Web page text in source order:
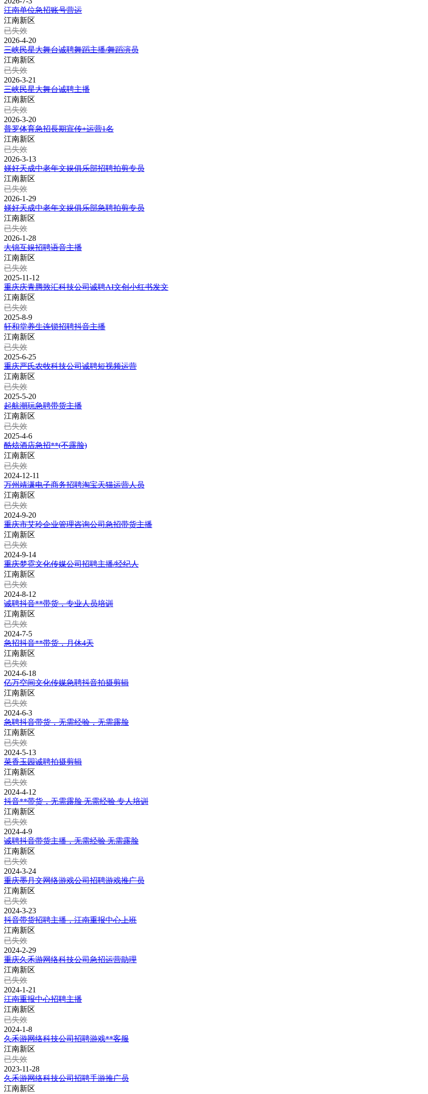
江南单位急招账号营运
江南新区
已失效
2026-4-20
三峡民星大舞台诚聘舞蹈主播/舞蹈演员
江南新区
已失效
2026-3-21
三峡民星大舞台诚聘主播
江南新区
已失效
2026-3-20
普罗体育急招長期宣传+运营1名
江南新区
已失效
2026-3-13
媄好天成中老年文娱俱乐部招聘拍剪专员
江南新区
已失效
2026-1-29
媄好天成中老年文娱俱乐部急聘拍剪专员
江南新区
已失效
2026-1-28
大锦互娱招聘语音主播
江南新区
已失效
2025-11-12
重庆庆青腾致汇科技公司诚聘AI文创小红书发文
江南新区
已失效
2025-8-9
轩和堂养生连锁招聘抖音主播
江南新区
已失效
2025-6-25
重庆严氏农牧科技公司诚聘短视频运营
江南新区
已失效
2025-5-20
起航潮玩急聘带货主播
江南新区
已失效
2025-4-6
酷炫酒店急招**(不露脸)
江南新区
已失效
2024-12-11
万州靖潇电子商务招聘淘宝天猫运营人员
江南新区
已失效
2024-9-20
重庆市艾玲企业管理咨询公司急招带货主播
江南新区
已失效
2024-9-14
重庆梦霓文化传媒公司招聘主播/经纪人
江南新区
已失效
2024-8-12
诚聘抖音**带货，专业人员培训
江南新区
已失效
2024-7-5
急招抖音**带货，月休4天
江南新区
已失效
2024-6-18
亿万空间文化传媒急聘抖音拍摄剪辑
江南新区
已失效
2024-6-3
急聘抖音带货，无需经验，无需露脸
江南新区
已失效
2024-5-13
菜香玉园诚聘拍摄剪辑
江南新区
已失效
2024-4-12
抖音**带货，无需露脸 无需经验 专人培训
江南新区
已失效
2024-4-9
诚聘抖音带货主播，无需经验 无需露脸
江南新区
已失效
2024-3-24
重庆墨月文网络游戏公司招聘游戏推广员
江南新区
已失效
2024-3-23
抖音带货招聘主播，江南重报中心上班
江南新区
已失效
2024-2-29
重庆久禾游网络科技公司急招运营助理
江南新区
已失效
2024-1-21
江南重报中心招聘主播
江南新区
已失效
2024-1-8
久禾游网络科技公司招聘游戏**客服
江南新区
已失效
2023-11-28
久禾游网络科技公司招聘手游推广员
江南新区